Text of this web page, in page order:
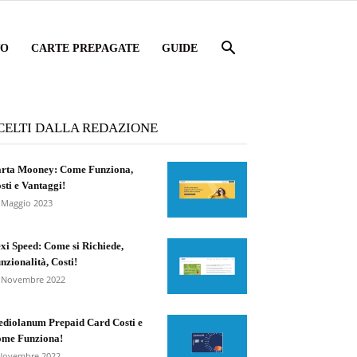
CARTE PREPAGATE GUIDE
DALLA REDAZIONE
Mooney: Come Funziona,
e Vantaggi!
2023
Speed: Come si Richiede,
Costi!
Novembre 2022
Prepaid Card Costi e
Funziona!